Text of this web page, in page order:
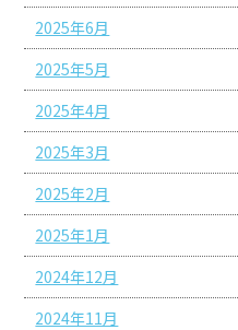
2025年6月
2025年5月
2025年4月
2025年3月
2025年2月
2025年1月
2024年12月
2024年11月